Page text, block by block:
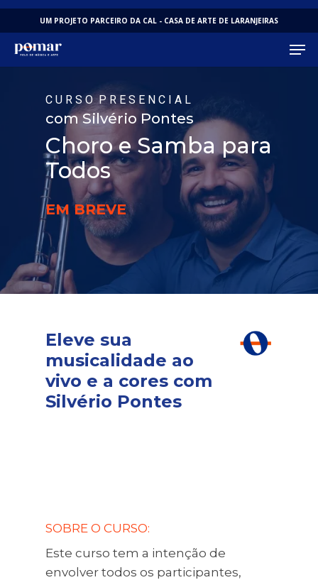
Skip
main
content
UM PROJETO PARCEIRO DA CAL - CASA DE ARTE DE LARANJEIRAS
C U R S O P R E S E N C I A L
com Silvério Pontes
Choro e Samba para
Todos
EM BREVE
Eleve sua
musicalidade ao
vivo e a cores com
Silvério Pontes
SOBRE O CURSO:
Este curso tem a intenção de
envolver todos os participantes,